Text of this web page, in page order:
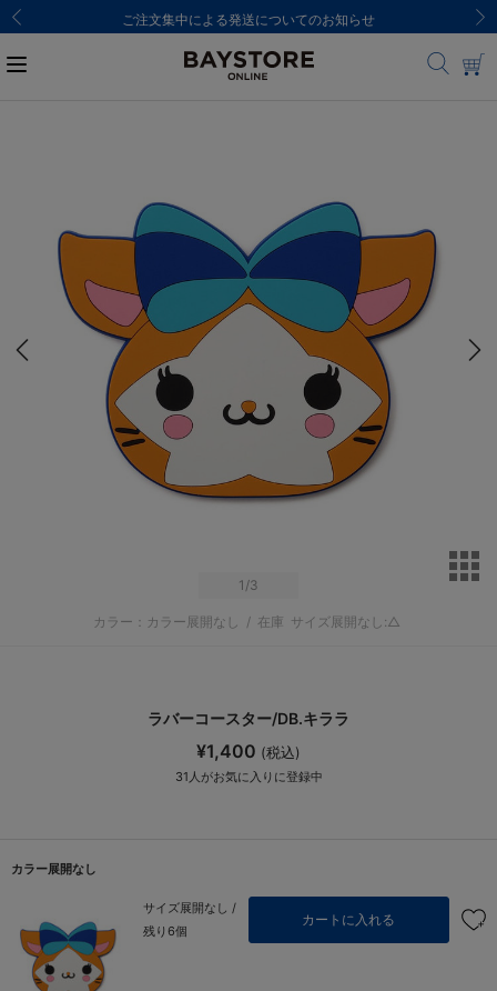
ご注文集中による発送についてのお知らせ
1 /3
カラー：カラー展開なし / 在庫 サイズ展開なし:△
ラバーコースター/DB.キララ
¥1,400 (税込)
31 人がお気に入りに登録中
カラー展開なし
サイズ展開なし /
残り6個
カートに入れる